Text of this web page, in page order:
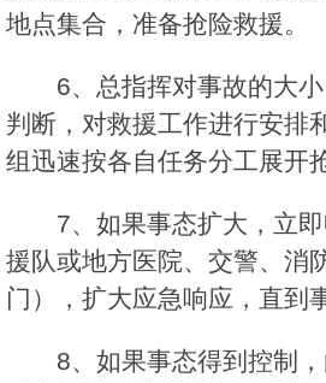
地点集合，准备抢险救援。
6、总指挥对事故的大
判断，对救援工作进行安排
组迅速按各自任务分工展开
7、如果事态扩大，立
援队或地方医院、交警、消
门），扩大应急响应，直到
8、如果事态得到控制